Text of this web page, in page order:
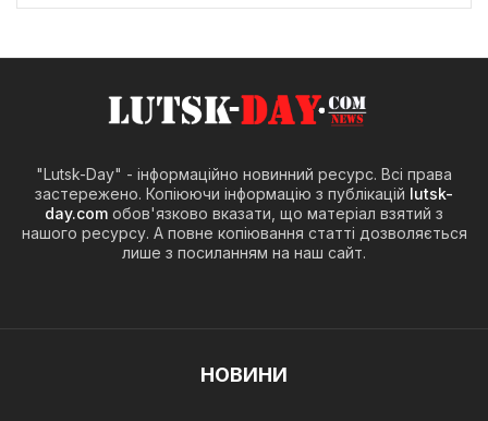
"Lutsk-Day" - інформаційно новинний ресурс. Всі права
застережено. Копіюючи інформацію з публікацій lutsk-
day.com обов'язково вказати, що матеріал взятий з
нашого ресурсу. А повне копіювання статті дозволяється
лише з посиланням на наш сайт.
НОВИНИ